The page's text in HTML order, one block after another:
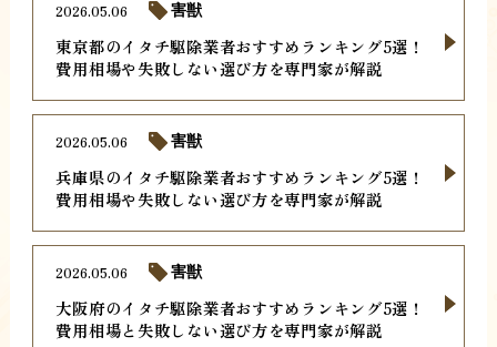
東京都のイタチ駆除業者おすすめランキング5選！
費用相場や失敗しない選び方を専門家が解説
2026.05.06 害獣
兵庫県のイタチ駆除業者おすすめランキング5選！
費用相場や失敗しない選び方を専門家が解説
2026.05.06 害獣
大阪府のイタチ駆除業者おすすめランキング5選！
費用相場と失敗しない選び方を専門家が解説
2026.05.06 害獣